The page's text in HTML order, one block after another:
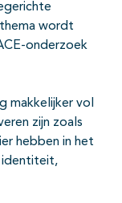
thema wordt
onderzoek
makkelijker vol
zijn zoals
hebben in het
identiteit,